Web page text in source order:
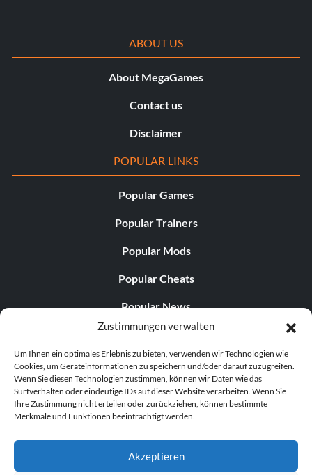
Zustimmungen verwalten
Um Ihnen ein optimales Erlebnis zu bieten, verwenden wir Technologien wie
Cookies, um Geräteinformationen zu speichern und/oder darauf zuzugreifen.
Wenn Sie diesen Technologien zustimmen, können wir Daten wie das
Surfverhalten oder eindeutige IDs auf dieser Website verarbeiten. Wenn Sie
Ihre Zustimmung nicht erteilen oder zurückziehen, können bestimmte
Merkmale und Funktionen beeinträchtigt werden.
Akzeptieren
ABOUT US
About MegaGames
Contact us
Disclaimer
POPULAR LINKS
Popular Games
Popular Trainers
Popular Mods
Popular Cheats
Popular News
Popular Editorials
Popular Free Games
LATEST UPDATES